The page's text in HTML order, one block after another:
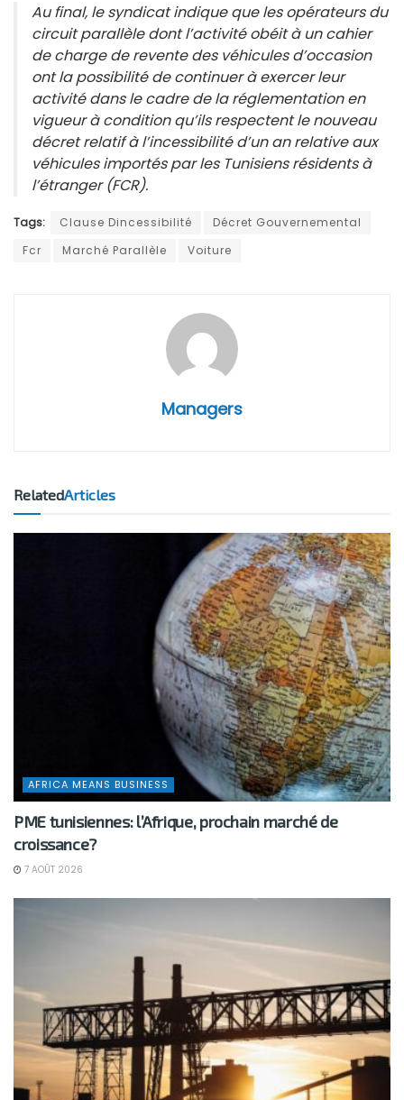
Au final, le syndicat indique que les opérateurs du
circuit parallèle dont l’activité obéit à un cahier
de charge de revente des véhicules d’occasion
ont la possibilité de continuer à exercer leur
activité dans le cadre de la réglementation en
vigueur à condition qu’ils respectent le nouveau
décret relatif à l’incessibilité d’un an relative aux
véhicules importés par les Tunisiens résidents à
l’étranger (FCR).
Tags: Clause Dincessibilité
Décret Gouvernemental
Fcr
Marché Parallèle Voiture
Managers
RelatedArticles
AFRICA MEANS BUSINESS
PME tunisiennes: l’Afrique, prochain marché de
croissance?
7 AOÛT 2026